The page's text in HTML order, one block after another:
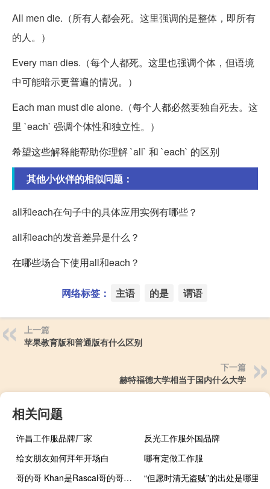
All men die.（所有人都会死。这里强调的是整体，即所有
的人。）
Every man dies.（每个人都死。这里也强调个体，但语境
中可能暗示更普遍的情况。）
Each man must die alone.（每个人都必然要独自死去。这
里 `each` 强调个体性和独立性。）
希望这些解释能帮助你理解 `all` 和 `each` 的区别
其他小伙伴的相似问题：
all和each在句子中的具体应用实例有哪些？
all和each的发音差异是什么？
在哪些场合下使用all和each？
网络标签： 主语 的是 谓语
上一篇
苹果教育版和普通版有什么区别
下一篇
赫特福德大学相当于国内什么大学
相关问题
许昌工作服品牌厂家
反光工作服外国品牌
给女朋友如何拜年开场白
哪有定做工作服
哥的哥 Khan是Rascal哥的哥什么梗
“但愿时清无盗贼”的出处是哪里